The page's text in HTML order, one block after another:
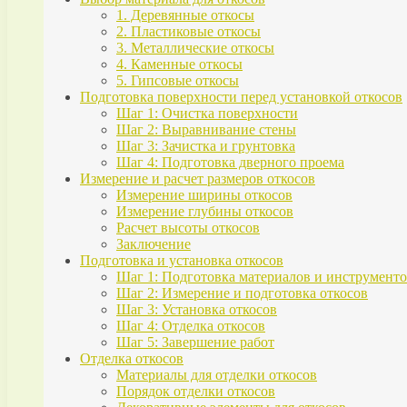
1. Деревянные откосы
2. Пластиковые откосы
3. Металлические откосы
4. Каменные откосы
5. Гипсовые откосы
Подготовка поверхности перед установкой откосов
Шаг 1: Очистка поверхности
Шаг 2: Выравнивание стены
Шаг 3: Зачистка и грунтовка
Шаг 4: Подготовка дверного проема
Измерение и расчет размеров откосов
Измерение ширины откосов
Измерение глубины откосов
Расчет высоты откосов
Заключение
Подготовка и установка откосов
Шаг 1: Подготовка материалов и
Шаг 2: Измерение и подготовка откосов
Шаг 3: Установка откосов
Шаг 4: Отделка откосов
Шаг 5: Завершение работ
Отделка откосов
Материалы для отделки откосов
Порядок отделки откосов